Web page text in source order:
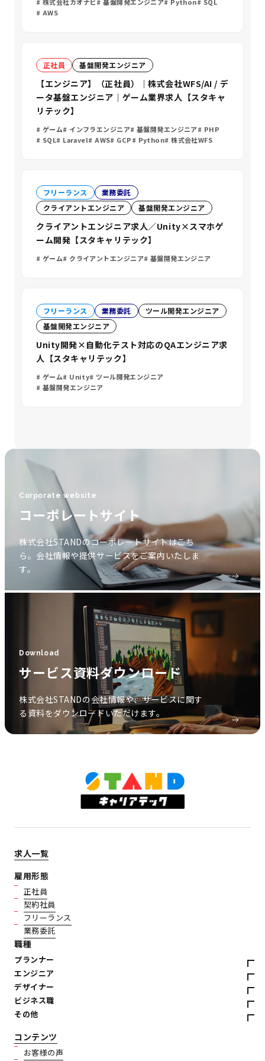
AWS
正社員 基盤開発エンジニア
【エンジニア】（正社員）｜株式会社WFS/AI / デ
ータ基盤エンジニア｜ゲーム業界求人【スタキャ
リテック】
ゲーム インフラエンジニア 基盤開発エンジニア
PHP
SQL
Laravel AWS GCP Python 株式会社WFS
フリーランス
業務委託
クライアントエンジニア
基盤開発エンジニア
クライアントエンジニア求人／Unity×スマホゲ
ーム開発【スタキャリテック】
ゲーム クライアントエンジニア 基盤開発エンジニア
フリーランス 業務委託
ツール開発エンジニア
基盤開発エンジニア
Unity開発×自動化テスト対応のQAエンジニア求
人【スタキャリテック】
ゲーム Unity
ツール開発エンジニア
基盤開発エンジニア
Corporate website
コーポレートサイト
株式会社STANDのコーポレートサイトはこち
ら。会社情報や提供サービスをご案内いたしま
す。
Download
サービス資料ダウンロード
株式会社STANDの会社情報や、サービスに関す
る資料をダウンロードいただけます。
求人一覧
雇用形態
正社員
契約社員
フリーランス
業務委託
職種
プランナー
エンジニア
デザイナー
ビジネス職
その他
コンテンツ
お客様の声